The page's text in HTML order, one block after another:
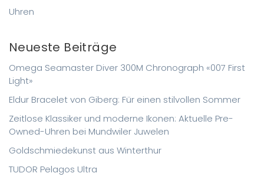
Uhren
Neueste Beiträge
Omega Seamaster Diver 300M Chronograph «007 First
Light»
Eldur Bracelet von Giberg: Für einen stilvollen Sommer
Zeitlose Klassiker und moderne Ikonen: Aktuelle Pre-
Owned-Uhren bei Mundwiler Juwelen
Goldschmiedekunst aus Winterthur
TUDOR Pelagos Ultra